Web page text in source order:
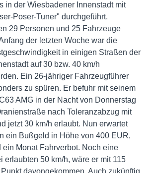
in der Wiesbadener Innenstadt mit
Poser-Tuner" durchgeführt.
29 Personen und 25 Fahrzeuge
der letzten Woche war die
in einigen Straßen der
auf 30 bzw. 40 km/h
Ein 26-jähriger Fahrzeugführer
zu spüren. Er befuhr mit seinem
AMG in der Nacht von Donnerstag
nach Toleranzabzug mit
jetzt 30 km/h erlaubt. Nun erwartet
ein Bußgeld in Höhe von 400 EUR,
ein Monat Fahrverbot. Noch eine
erlaubten 50 km/h, wäre er mit 115
davongekommen. Auch zukünftig